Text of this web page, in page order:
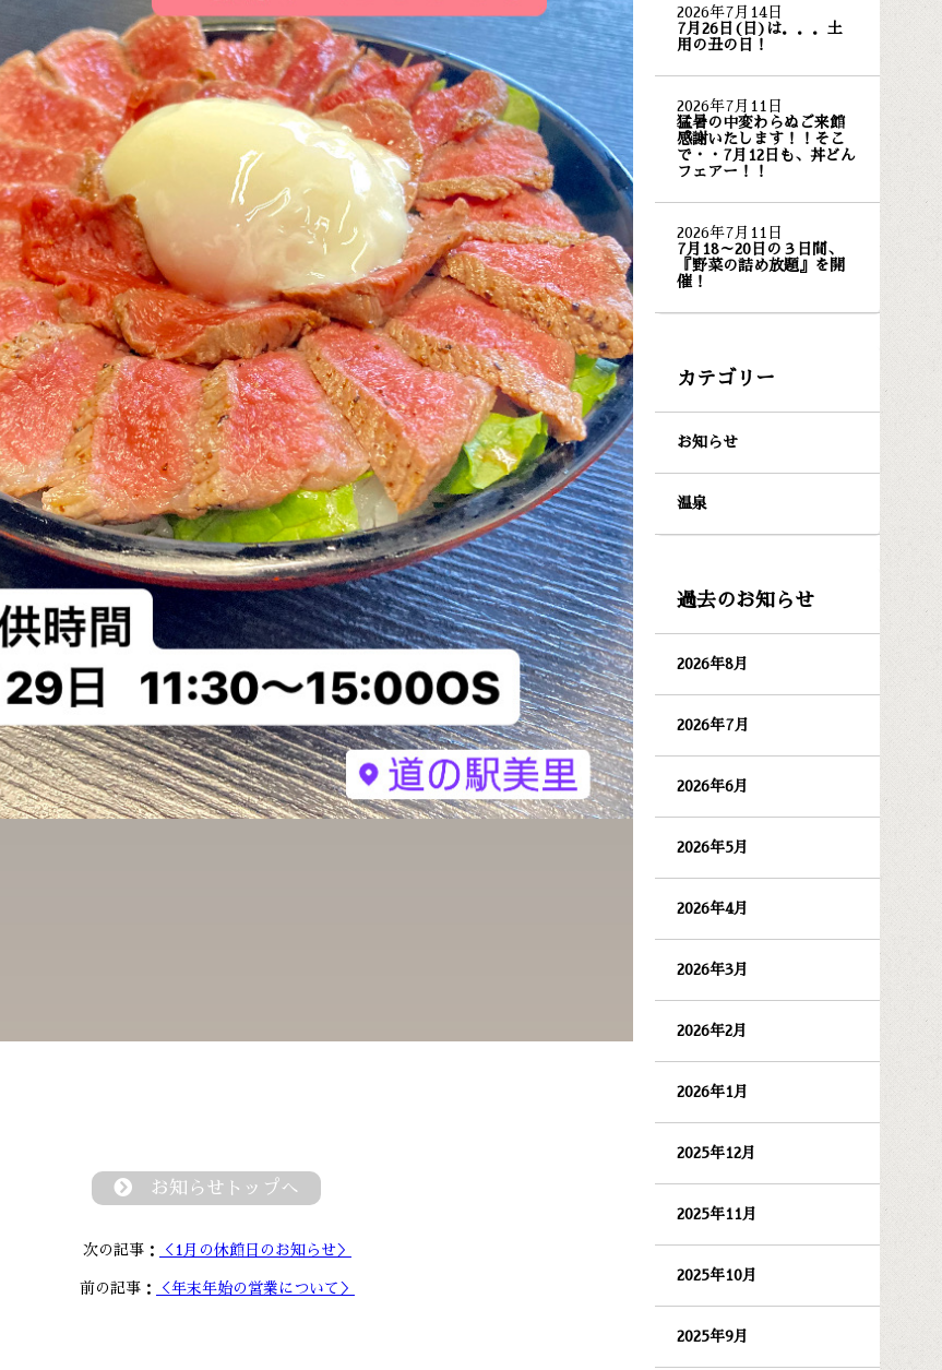
お知らせトップへ
次の記事： ＜1月の休館日のお知らせ＞
前の記事： ＜年末年始の営業について＞
2026年7月14日
7月26日(日)は．．．土
用の丑の日！
2026年7月11日
猛暑の中変わらぬご来館
感謝いたします！！そこ
で・・7月12日も、丼どん
フェアー！！
2026年7月11日
7月18～20日の３日間、
『野菜の詰め放題』を開
催！
カテゴリー
お知らせ
温泉
過去のお知らせ
2026年8月
2026年7月
2026年6月
2026年5月
2026年4月
2026年3月
2026年2月
2026年1月
2025年12月
2025年11月
2025年10月
2025年9月